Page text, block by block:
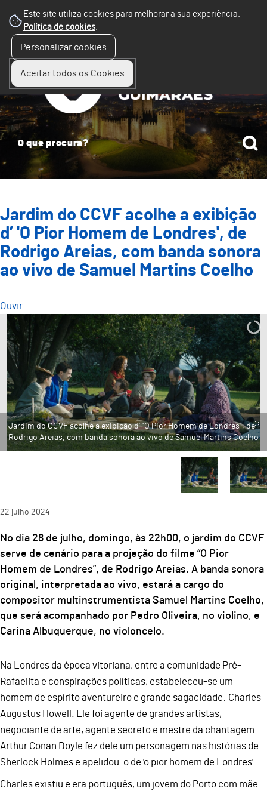
Este site utiliza cookies para melhorar a sua experiência.
Política de cookies.
Personalizar cookies
Aceitar todos os Cookies
Jardim do CCVF acolhe a exibição
d’ 'O Pior Homem de Londres', de
Rodrigo Areias, com banda sonora
ao vivo de Samuel Martins Coelho
Ouvir
22 julho 2024
No dia 28 de julho, domingo, às 22h00, o jardim do CCVF
serve de cenário para a projeção do filme “O Pior
Homem de Londres”, de Rodrigo Areias. A banda sonora
original, interpretada ao vivo, estará a cargo do
compositor multinstrumentista Samuel Martins Coelho,
que será acompanhado por Pedro Oliveira, no violino, e
Carina Albuquerque, no violoncelo.
Na Londres da época vitoriana, entre a comunidade Pré-
Rafaelita e conspirações políticas, estabeleceu-se um
homem de espírito aventureiro e grande sagacidade: Charles
Augustus Howell. Ele foi agente de grandes artistas,
negociante de arte, agente secreto e mestre da chantagem.
Arthur Conan Doyle fez dele um personagem nas histórias de
Sherlock Holmes e apelidou-o de 'o pior homem de Londres'.
Charles existiu e era português, um jovem do Porto com mãe